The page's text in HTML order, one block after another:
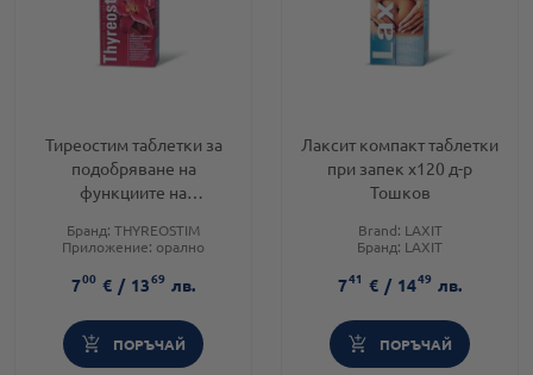
Тиреостим таблетки за
подобряване на
функциите на
д-р Тошков
Бранд: THYREOSTIM
Приложение: орално
700 € / 1369 лв.
ПОРЪЧАЙ
Лаксит компакт таблетки
при запек х120 д-р
Тошков
Brand: LAXIT
Бранд: LAXIT
(констипация)
741 € / 1449 лв.
ПОРЪЧАЙ